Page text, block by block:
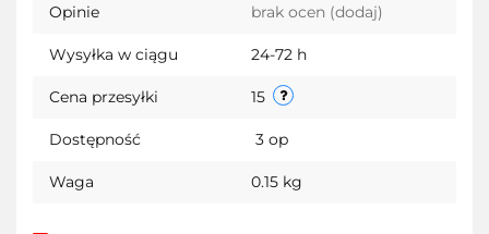
Opinie brak ocen (dodaj)
Wysyłka w ciągu 24-72 h
Cena przesyłki 15
Dostępność 3 op
Waga 0.15 kg